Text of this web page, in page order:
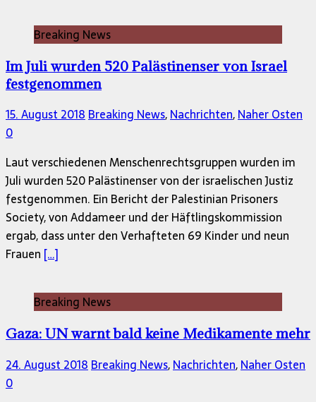
Breaking News
Im Juli wurden 520 Palästinenser von Israel
festgenommen
15. August 2018Breaking News,Nachrichten,Naher Osten
0
Laut verschiedenen Menschenrechtsgruppen wurden im
Juli wurden 520 Palästinenser von der israelischen Justiz
festgenommen. Ein Bericht der Palestinian Prisoners
Society, von Addameer und der Häftlingskommission
ergab, dass unter den Verhafteten 69 Kinder und neun
Frauen […]
Breaking News
Gaza: UN warnt bald keine Medikamente mehr
24. August 2018 Breaking News,Nachrichten,Naher Osten
0